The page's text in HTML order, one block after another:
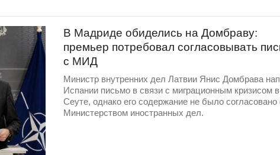
В Мадриде обиделись на Домбраву:
премьер потребовал согласовывать
с МИД
Министр внутренних дел Латвии Янис Домбрава
Испании письмо в связи с миграционным кризисом в
Сеуте, однако его содержание не было согласовано
Министерством иностранных дел.